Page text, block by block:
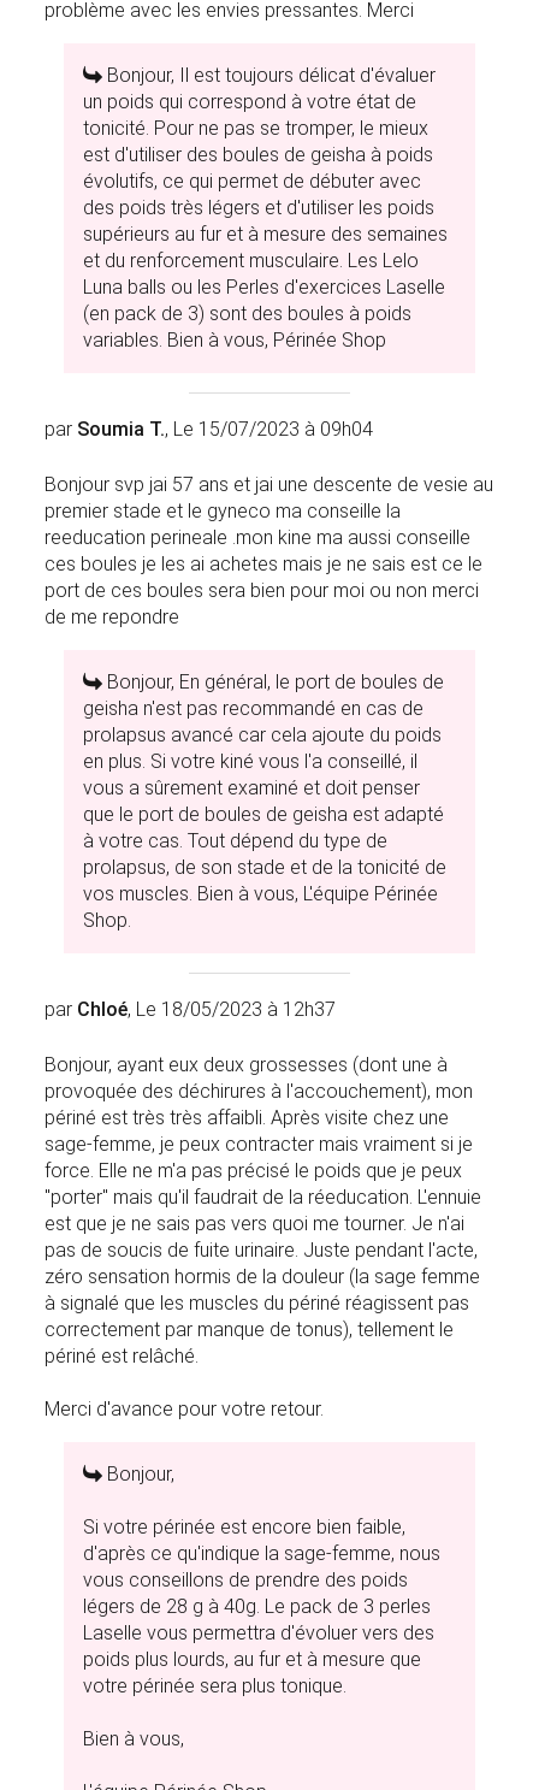
problème avec les envies pressantes. Merci
Bonjour, Il est toujours délicat d'évaluer
un poids qui correspond à votre état de
tonicité. Pour ne pas se tromper, le mieux
est d'utiliser des boules de geisha à poids
évolutifs, ce qui permet de débuter avec
des poids très légers et d'utiliser les poids
supérieurs au fur et à mesure des semaines
et du renforcement musculaire. Les Lelo
Luna balls ou les Perles d'exercices Laselle
(en pack de 3) sont des boules à poids
variables. Bien à vous, Périnée Shop
par Soumia T., Le 15/07/2023 à 09h04
Bonjour svp jai 57 ans et jai une descente de vesie au
premier stade et le gyneco ma conseille la
reeducation perineale .mon kine ma aussi conseille
ces boules je les ai achetes mais je ne sais est ce le
port de ces boules sera bien pour moi ou non merci
de me repondre
Bonjour, En général, le port de boules de
geisha n'est pas recommandé en cas de
prolapsus avancé car cela ajoute du poids
en plus. Si votre kiné vous l'a conseillé, il
vous a sûrement examiné et doit penser
que le port de boules de geisha est adapté
à votre cas. Tout dépend du type de
prolapsus, de son stade et de la tonicité de
vos muscles. Bien à vous, L'équipe Périnée
Shop.
par Chloé, Le 18/05/2023 à 12h37
Bonjour, ayant eux deux grossesses (dont une à
provoquée des déchirures à l'accouchement), mon
périné est très très affaibli. Après visite chez une
sage-femme, je peux contracter mais vraiment si je
force. Elle ne m'a pas précisé le poids que je peux
"porter" mais qu'il faudrait de la réeducation. L'ennuie
est que je ne sais pas vers quoi me tourner. Je n'ai
pas de soucis de fuite urinaire. Juste pendant l'acte,
zéro sensation hormis de la douleur (la sage femme
à signalé que les muscles du périné réagissent pas
correctement par manque de tonus), tellement le
périné est relâché.
Merci d'avance pour votre retour.
Bonjour,
Si votre périnée est encore bien faible,
d'après ce qu'indique la sage-femme, nous
vous conseillons de prendre des poids
légers de 28 g à 40g. Le pack de 3 perles
Laselle vous permettra d'évoluer vers des
poids plus lourds, au fur et à mesure que
votre périnée sera plus tonique.
Bien à vous,